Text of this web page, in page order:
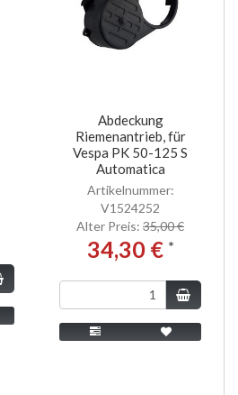
Abdeckung
Riemenantrieb, für
Vespa PK 50-125 S
Automatica
Artikelnummer:
V1524252
Alter Preis: 35,00 €
34,30 € *